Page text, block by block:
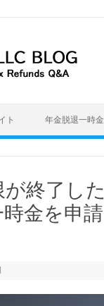
ト 年金脱退一時金
終了し
金を申